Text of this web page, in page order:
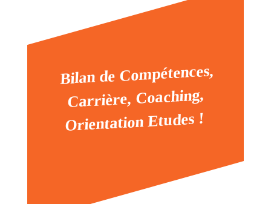
Bilan de Compétences,
Carrière, Coaching,
Orientation Etudes !